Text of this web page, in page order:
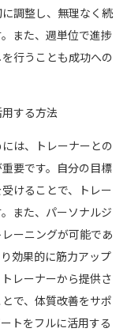
調整し、無理なく続
また、週単位で進捗
行うことも成功への
する方法
は、トレーナーとの
要です。自分の目標
けることで、トレー
また、パーソナルジ
ーニングが可能であ
効果的に筋力アップ
レーナーから提供さ
で、体質改善をサポ
トをフルに活用する